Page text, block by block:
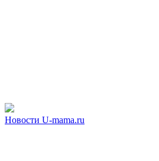
Новости U-mama.ru